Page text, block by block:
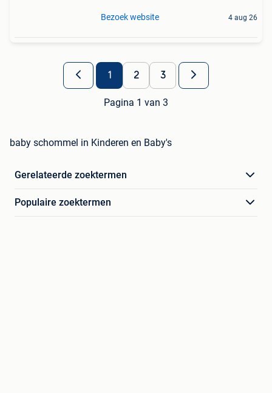
Bezoek website 4 aug 26
1 2 3
Pagina 1 van 3
baby schommel in Kinderen en Baby's
Gerelateerde zoektermen
Populaire zoektermen